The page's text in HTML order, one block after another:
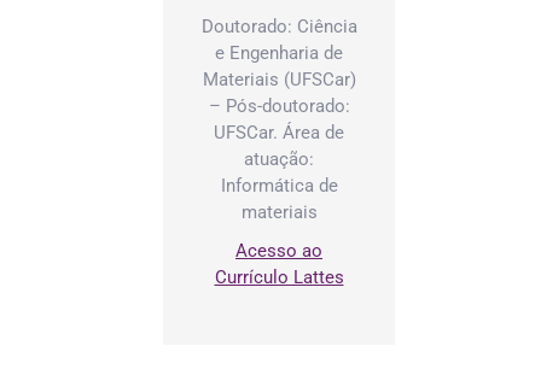
Doutorado: Ciência
e Engenharia de
Materiais (UFSCar)
– Pós-doutorado:
UFSCar. Área de
atuação:
Informática de
materiais
Acesso ao
Currículo Lattes